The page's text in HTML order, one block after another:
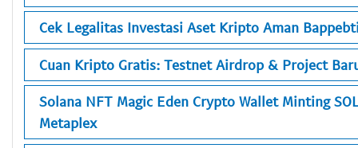
Cek Legalitas Investasi Aset Kripto Aman
Cuan Kripto Gratis: Testnet Airdrop & Project
Solana NFT Magic Eden Crypto Wallet Minting
Metaplex